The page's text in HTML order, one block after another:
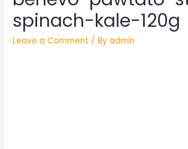
spinach-kale-120g
Leave a Comment / Byadmin